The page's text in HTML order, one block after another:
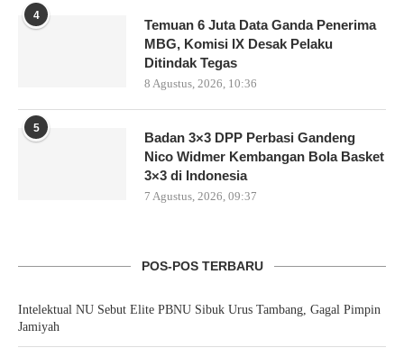
4
Temuan 6 Juta Data Ganda Penerima
MBG, Komisi IX Desak Pelaku
Ditindak Tegas
8 Agustus, 2026, 10:36
5
Badan 3×3 DPP Perbasi Gandeng
Nico Widmer Kembangan Bola Basket
3×3 di Indonesia
7 Agustus, 2026, 09:37
POS-POS TERBARU
Intelektual NU Sebut Elite PBNU Sibuk Urus Tambang, Gagal Pimpin
Jamiyah